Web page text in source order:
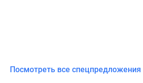
Посмотреть все спецпредложения